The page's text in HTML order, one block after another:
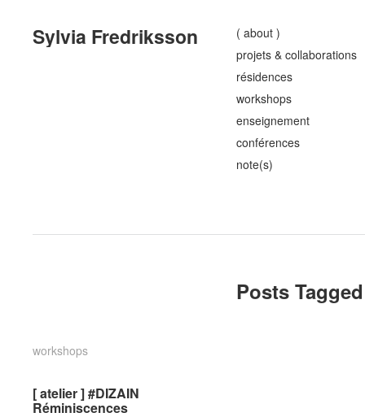
Sylvia Fredriksson
( about )
projets & collaborations
résidences
workshops
enseignement
conférences
note(s)
Posts
workshops
[ atelier ] #DIZAIN
Réminiscences
workshops
[ atelier ] #DIZAIN
Réminiscences